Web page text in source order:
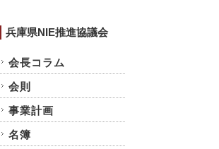
兵庫県NIE推進協議会
会長コラム
会則
事業計画
名簿